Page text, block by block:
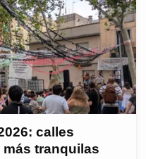
calles
tranquilas